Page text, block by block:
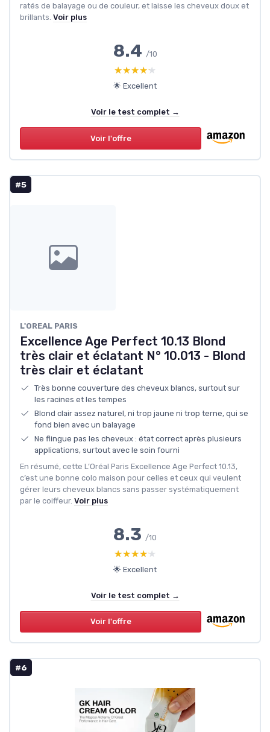
ratés de balayage ou de couleur, et laisse les cheveux doux et
brillants. Voir plus
8.4 /10
★★★★★
★★★★★
🌟 Excellent
Voir le test complet →
Voir l'offre
#5
L'OREAL PARIS
Excellence Age Perfect 10.13 Blond
très clair et éclatant N° 10.013 - Blond
très clair et éclatant
Très bonne couverture des cheveux blancs, surtout sur
les racines et les tempes
Blond clair assez naturel, ni trop jaune ni trop terne, qui se
fond bien avec un balayage
Ne flingue pas les cheveux : état correct après plusieurs
applications, surtout avec le soin fourni
En résumé, cette L’Oréal Paris Excellence Age Perfect 10.13,
c’est une bonne colo maison pour celles et ceux qui veulent
gérer leurs cheveux blancs sans passer systématiquement
par le coiffeur. Voir plus
8.3 /10
★★★★★
★★★★★
🌟 Excellent
Voir le test complet →
Voir l'offre
#6